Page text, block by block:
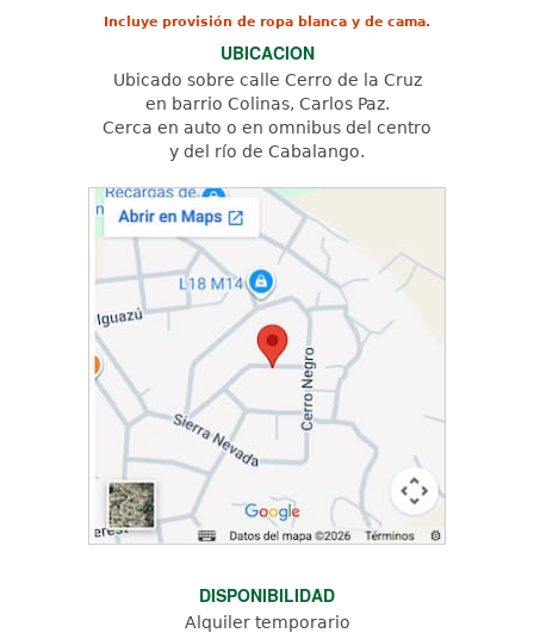
Incluye provisión de ropa blanca y de cama.
UBICACION
Ubicado sobre calle Cerro de la Cruz
en barrio Colinas, Carlos Paz.
Cerca en auto o en omnibus del centro
y del río de Cabalango.
DISPONIBILIDAD
Alquiler temporario